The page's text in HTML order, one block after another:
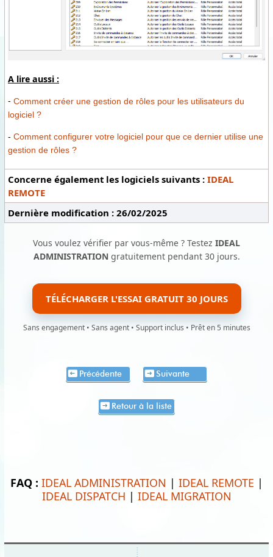
A lire aussi :
- Comment créer une gestion de rôles pour les utilisateurs du
logiciel ?
- Comment configurer votre logiciel pour que ce dernier utilise une
gestion de rôles ?
Concerne également les logiciels suivants : IDEAL
REMOTE
Dernière modification : 26/02/2025
Vous voulez vérifier par vous-même ? Testez IDEAL
ADMINISTRATIONgratuitement pendant 30 jours.
TÉLÉCHARGER L'ESSAI GRATUIT 30 JOURS
Sans engagement • Sans agent • Support inclus • Prêt en 5 minutes
Précédente Suivante
Retour à la liste
FAQ : IDEAL ADMINISTRATION | IDEAL REMOTE |
IDEAL DISPATCH | IDEAL MIGRATION